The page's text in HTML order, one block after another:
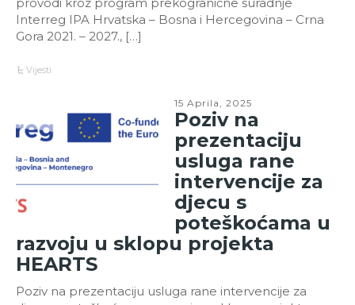
Interreg IPA Hrvatska – Bosna i Hercegovina – Crna
Gora 2021. – 2027., […]
Vijesti
15 Aprila, 2025
Poziv na
prezentaciju
usluga rane
intervencije za
djecu s
poteškoćama u
razvoju u sklopu projekta
HEARTS
Poziv na prezentaciju usluga rane intervencije za